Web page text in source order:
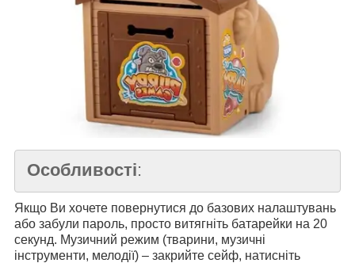
Особливості:
Якщо Ви хочете повернутися до базових налаштувань
або забули пароль, просто витягніть батарейки на 20
секунд. Музичний режим (тварини, музичні
інструменти, мелодії) – закрийте сейф, натисніть